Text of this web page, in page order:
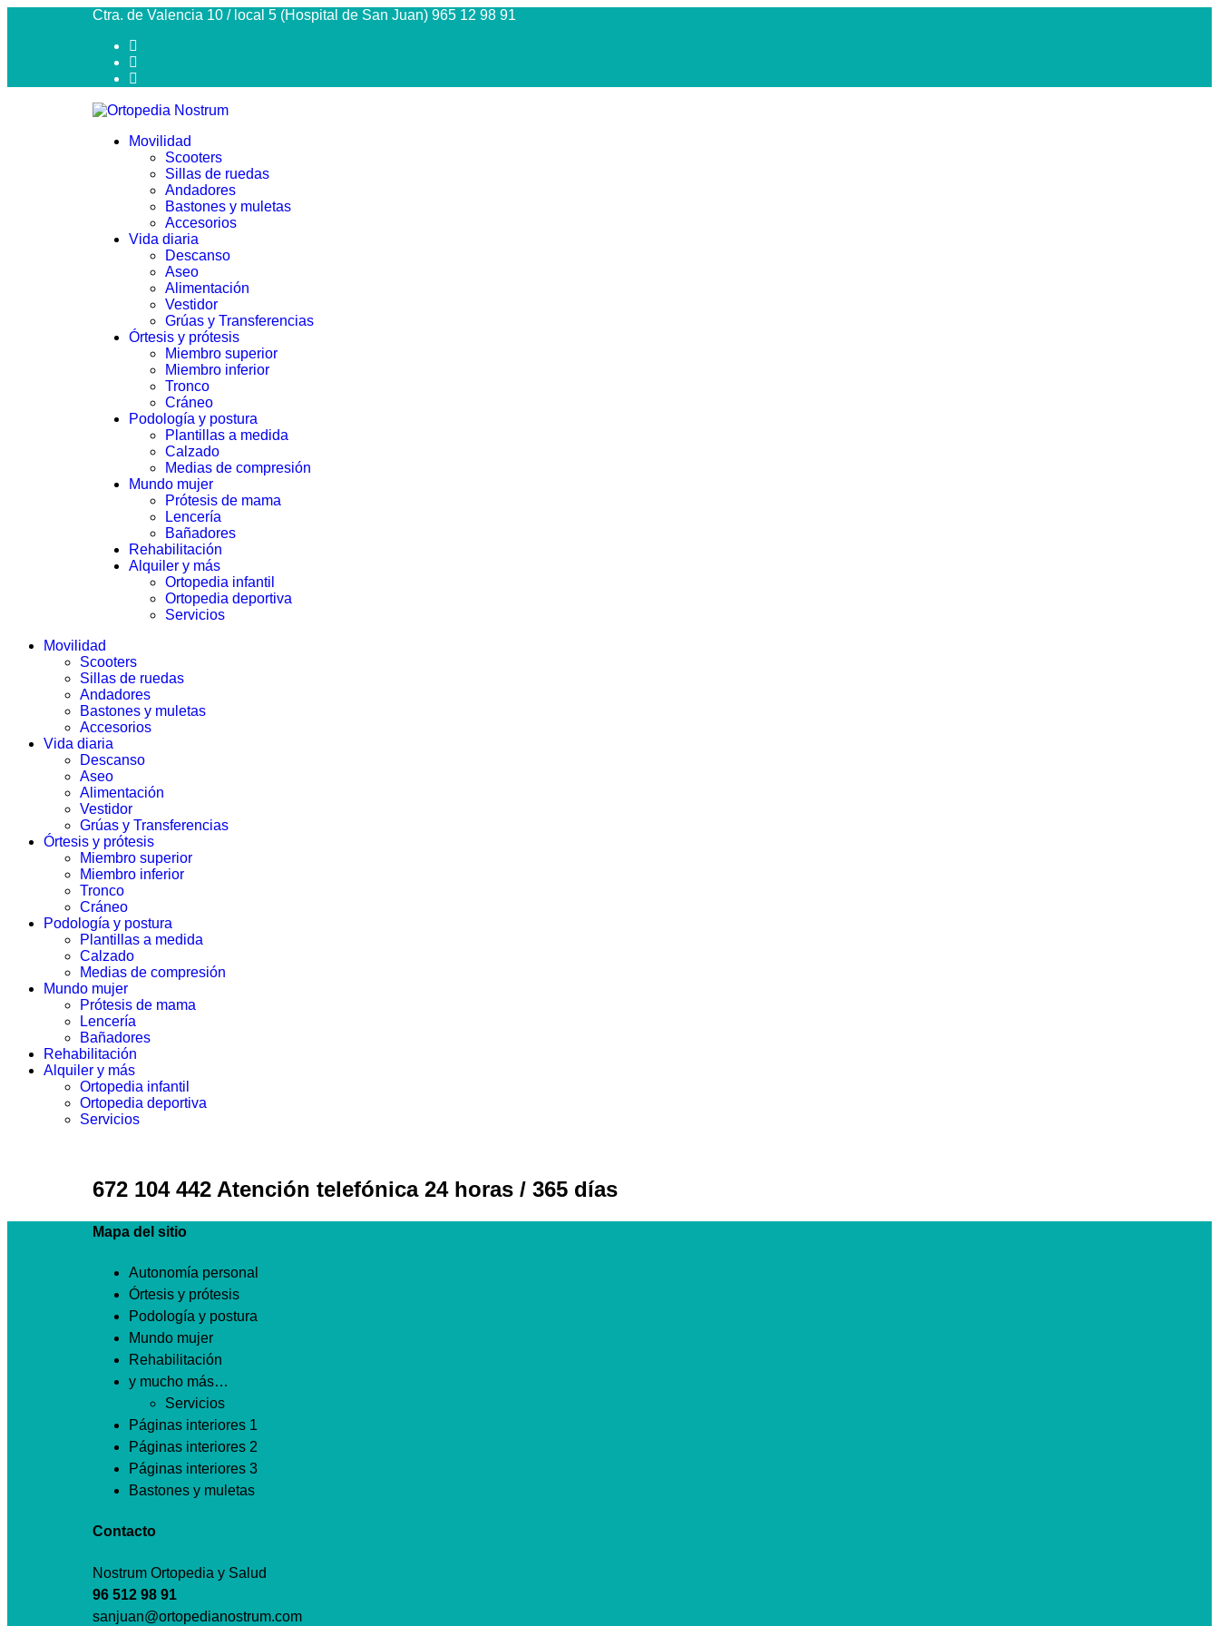
Ctra. de Valencia 10 / local 5 (Hospital de San Juan) 965 12 98 91
Movilidad
Scooters
Sillas de ruedas
Andadores
Bastones y muletas
Accesorios
Vida diaria
Descanso
Aseo
Alimentación
Vestidor
Grúas y Transferencias
Órtesis y prótesis
Miembro superior
Miembro inferior
Tronco
Cráneo
Podología y postura
Plantillas a medida
Calzado
Medias de compresión
Mundo mujer
Prótesis de mama
Lencería
Bañadores
Rehabilitación
Alquiler y más
Ortopedia infantil
Ortopedia deportiva
Servicios
Movilidad
Scooters
Sillas de ruedas
Andadores
Bastones y muletas
Accesorios
Vida diaria
Descanso
Aseo
Alimentación
Vestidor
Grúas y Transferencias
Órtesis y prótesis
Miembro superior
Miembro inferior
Tronco
Cráneo
Podología y postura
Plantillas a medida
Calzado
Medias de compresión
Mundo mujer
Prótesis de mama
Lencería
Bañadores
Rehabilitación
Alquiler y más
Ortopedia infantil
Ortopedia deportiva
Servicios
672 104 442 Atención telefónica 24 horas / 365 días
Mapa del sitio
Autonomía personal
Órtesis y prótesis
Podología y postura
Mundo mujer
Rehabilitación
y mucho más…
Servicios
Páginas interiores 1
Páginas interiores 2
Páginas interiores 3
Bastones y muletas
Contacto
Nostrum Ortopedia y Salud
96 512 98 91
sanjuan@ortopedianostrum.com